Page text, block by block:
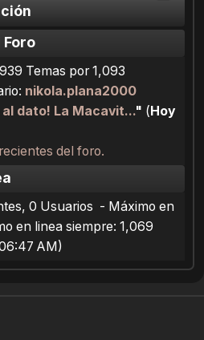
Temas por 1,093
nikola.plana2000
al dato! La Macavit..." ( Hoy
del foro.
0 Usuarios - Máximo en
en linea siempre: 1,069
AM)